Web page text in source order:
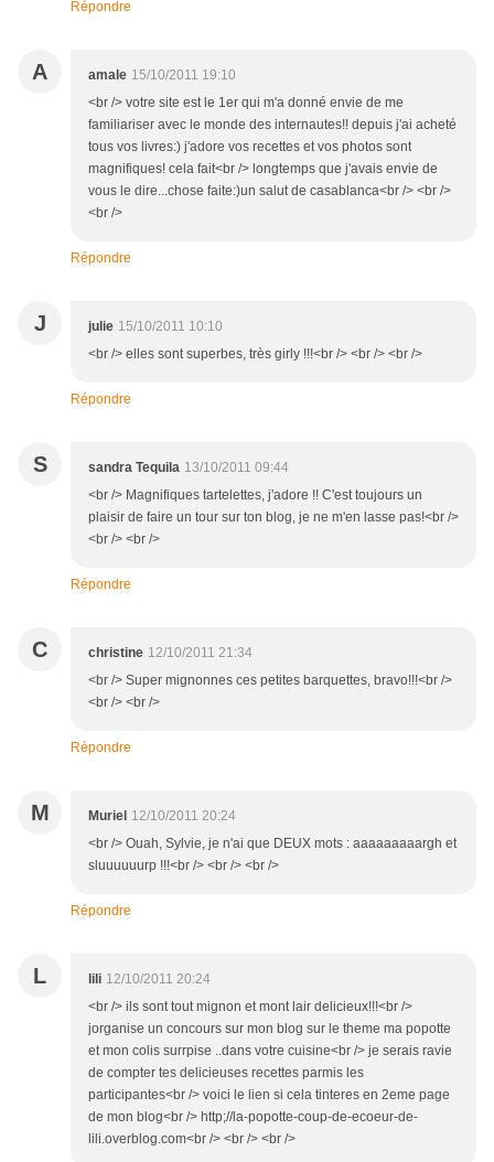
Répondre
A amale 15/10/2011 19:10
<br /> votre site est le 1er qui m'a donné envie de me
familiariser avec le monde des internautes!! depuis j'ai acheté
tous vos livres:) j'adore vos recettes et vos photos sont
magnifiques! cela fait<br /> longtemps que j'avais envie de
vous le dire...chose faite:)un salut de casablanca<br /> <br />
<br />
Répondre
J julie 15/10/2011 10:10
<br /> elles sont superbes, très girly !!!<br /> <br /> <br />
Répondre
S sandra Tequila 13/10/2011 09:44
<br /> Magnifiques tartelettes, j'adore !! C'est toujours un
plaisir de faire un tour sur ton blog, je ne m'en lasse pas!<br />
<br /> <br />
Répondre
C christine 12/10/2011 21:34
<br /> Super mignonnes ces petites barquettes, bravo!!!<br />
<br /> <br />
Répondre
M Muriel 12/10/2011 20:24
<br /> Ouah, Sylvie, je n'ai que DEUX mots : aaaaaaaaargh et
sluuuuuurp !!!<br /> <br /> <br />
Répondre
L lili 12/10/2011 20:24
<br /> ils sont tout mignon et mont lair delicieux!!!<br />
jorganise un concours sur mon blog sur le theme ma popotte
et mon colis surrpise ..dans votre cuisine<br /> je serais ravie
de compter tes delicieuses recettes parmis les
participantes<br /> voici le lien si cela tinteres en 2eme page
de mon blog<br /> http;//la-popotte-coup-de-ecoeur-de-
lili.overblog.com<br /> <br /> <br />